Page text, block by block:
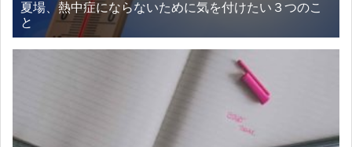
夏場、熱中症にならないために気を付けたい３つのこ
と